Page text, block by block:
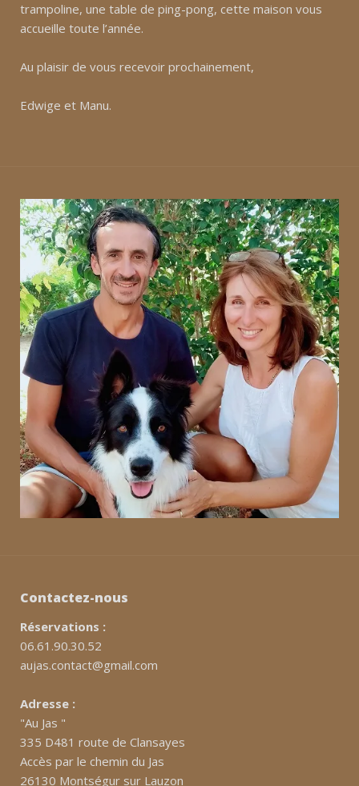
trampoline, une table de ping-pong, cette maison vous
accueille toute l’année.
Au plaisir de vous recevoir prochainement,
Edwige et Manu.
Contactez-nous
Réservations :
06.61.90.30.52
aujas.contact@gmail.com
Adresse :
"Au Jas "
335 D481 route de Clansayes
Accès par le chemin du Jas
26130 Montségur sur Lauzon